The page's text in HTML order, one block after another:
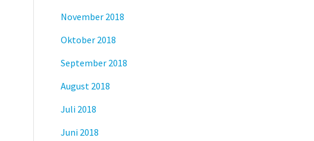
November 2018
Oktober 2018
September 2018
August 2018
Juli 2018
Juni 2018